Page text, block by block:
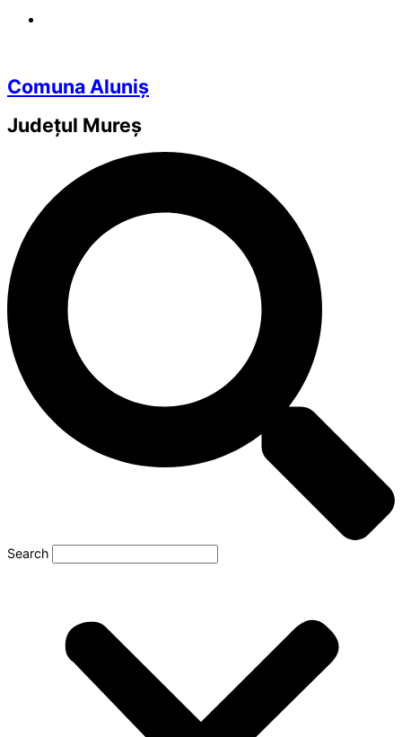
Comuna Aluniș
Județul Mureș
Search